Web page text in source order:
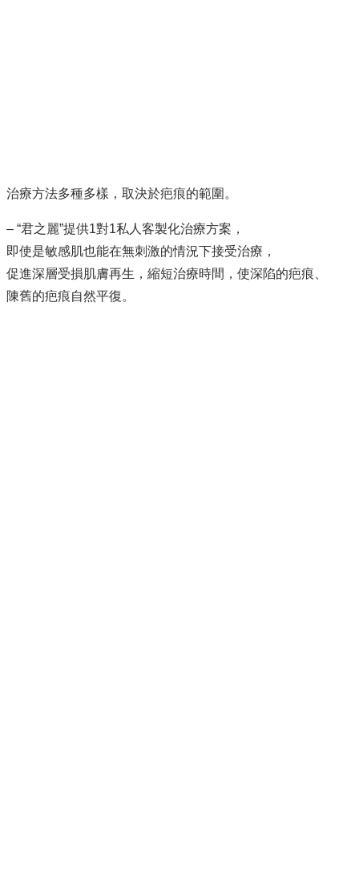
治療方法多種多樣，取決於疤痕的範圍。
– “君之麗”提供1對1私人客製化治療方案，
即使是敏感肌也能在無刺激的情況下接受治療，
促進深層受損肌膚再生，縮短治療時間，使深陷的疤痕、
陳舊的疤痕自然平復。